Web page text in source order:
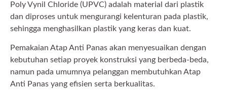
Poly Vynil Chloride (UPVC) adalah material dari plastik
dan diproses untuk mengurangi kelenturan pada plastik,
sehingga menghasilkan plastik yang keras dan kuat.
Pemakaian Atap Anti Panas akan menyesuaikan dengan
kebutuhan setiap proyek konstruksi yang berbeda-beda,
namun pada umumnya pelanggan membutuhkan Atap
Anti Panas yang efisien serta berkualitas.